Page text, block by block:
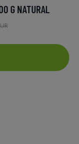
G NATURAL